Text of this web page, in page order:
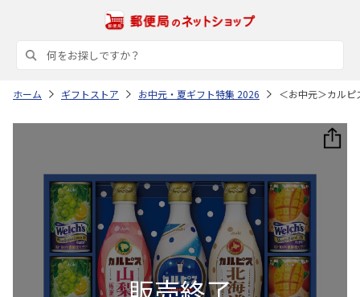
ホーム ギフトストア お中元・夏ギフト特集 2026 ＜お中元＞カル